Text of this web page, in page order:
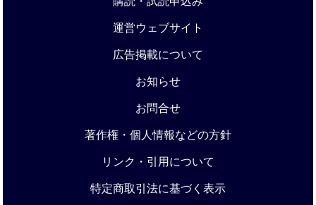
運営ウェブサイト
広告掲載について
お知らせ
お問合せ
著作権・個人情報などの方針
リンク・引用について
特定商取引法に基づく表示